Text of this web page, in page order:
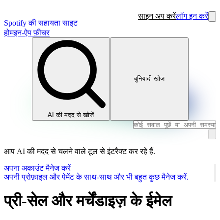
Spotify की सहायता साइट
साइन अप करेंलॉग इन करें
होमइन-ऐप फ़ीचर
AI की मदद से खोजें
बुनियादी खोज
आप AI की मदद से चलने वाले टूल से इंटरैक्ट कर रहे हैं.
अपना अकाउंट मैनेज करें
अपनी प्रोफ़ाइल और पेमेंट के साथ-साथ और भी बहुत कुछ मैनेज करें.
प्री-सेल और मर्चेंडाइज़ के ईमेल